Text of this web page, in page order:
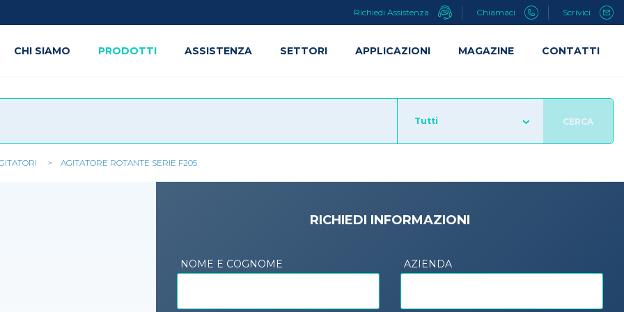
Tutti CERCA
AGITATORE ROTANTE SERIE F205
RICHIEDI INFORMAZIONI
NOME E COGNOME AZIENDA
Richiedi Assistenza Chiamaci Scrivici
CHI SIAMO PRODOTTI ASSISTENZA SETTORI APPLICAZIONI MAGAZINE CONTATTI